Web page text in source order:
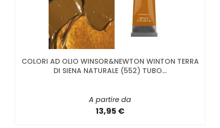
COLORI AD OLIO WINSOR&NEWTON WINTON TERRA
DI SIENA NATURALE (552) TUBO...
A partire da
13,95 €